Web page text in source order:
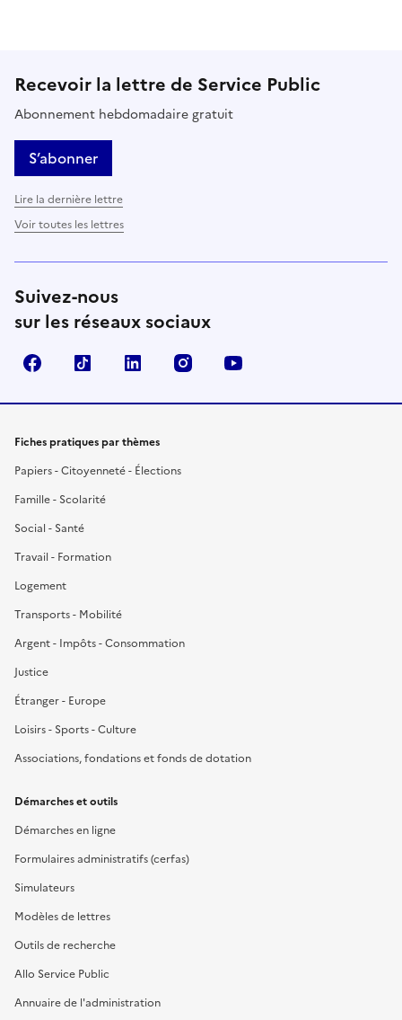
Recevoir la lettre de Service Public
Abonnement hebdomadaire gratuit
S’abonner
Lire la dernière lettre
Voir toutes les lettres
Suivez-nous
sur les réseaux sociaux
FacebookTikTok LinkedIn Instagram
Fiches pratiques par thèmes
Papiers - Citoyenneté - Élections
Famille - Scolarité
Social - Santé
Travail - Formation
Logement
Transports - Mobilité
Argent - Impôts - Consommation
Justice
Étranger - Europe
Loisirs - Sports - Culture
Associations, fondations et fonds de dotation
Démarches et outils
Démarches en ligne
Formulaires administratifs (cerfas)
Simulateurs
Modèles de lettres
Outils de recherche
Allo Service Public
Annuaire de l'administration